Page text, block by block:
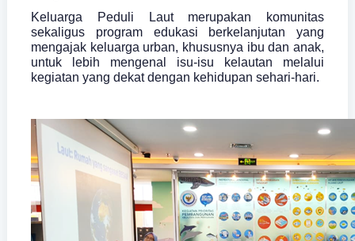
Keluarga Peduli Laut merupakan komunitas
sekaligus program edukasi berkelanjutan yang
mengajak keluarga urban, khususnya ibu dan anak,
untuk lebih mengenal isu-isu kelautan melalui
kegiatan yang dekat dengan kehidupan sehari-hari.